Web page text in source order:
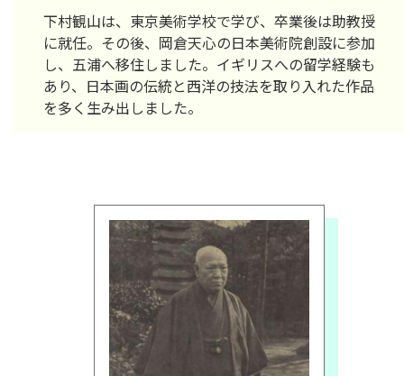
下村観山は、東京美術学校で学び、卒業後は助教授
に就任。その後、岡倉天心の日本美術院創設に参加
し、五浦へ移住しました。イギリスへの留学経験も
あり、日本画の伝統と西洋の技法を取り入れた作品
を多く生み出しました。